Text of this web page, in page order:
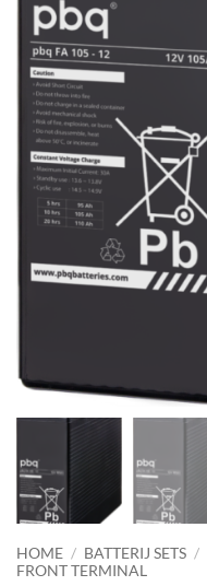
HOME / BATTERIJ SETS /
FRONT TERMINAL